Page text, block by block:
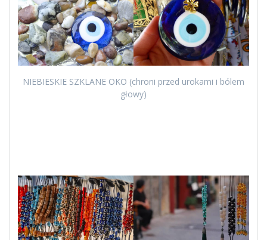
NIEBIESKIE SZKLANE OKO (chroni przed urokami i bólem
głowy)